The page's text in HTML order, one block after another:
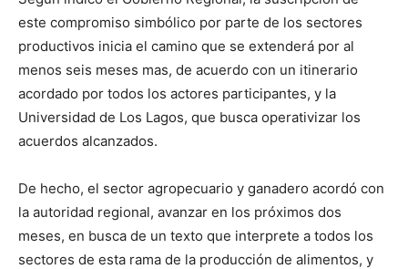
este compromiso simbólico por parte de los sectores
productivos inicia el camino que se extenderá por al
menos seis meses mas, de acuerdo con un itinerario
acordado por todos los actores participantes, y la
Universidad de Los Lagos, que busca operativizar los
acuerdos alcanzados.
De hecho, el sector agropecuario y ganadero acordó con
la autoridad regional, avanzar en los próximos dos
meses, en busca de un texto que interprete a todos los
sectores de esta rama de la producción de alimentos, y